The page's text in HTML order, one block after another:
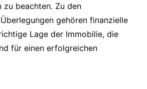
zu beachten. Zu den
gehören finanzielle
Lage der Immobilie, die
für einen erfolgreichen